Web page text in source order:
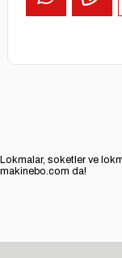
Lokmalar, soketler ve
makinebo.com da!